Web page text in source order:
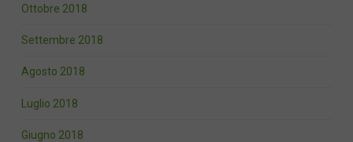
Ottobre 2018
Settembre 2018
Agosto 2018
Luglio 2018
Giugno 2018